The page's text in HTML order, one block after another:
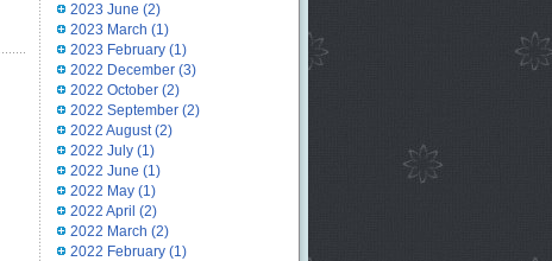
2023 June (2)
2023 March (1)
2023 February(1)
2022 December(3)
2022 October(2)
2022 September(2)
2022 August(2)
2022 July(1)
2022 June (1)
2022 May(1)
2022 April (2)
2022 March (2)
2022 February(1)